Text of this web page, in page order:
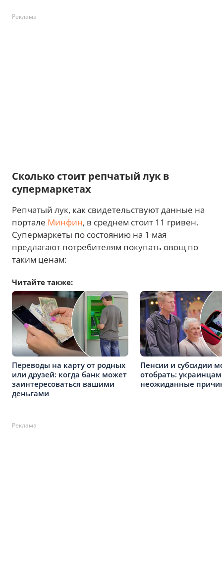
Реклама
Сколько стоит репчатый лук в
супермаркетах
Репчатый лук, как свидетельствуют данные на
портале Минфин, в среднем стоит 11 гривен.
Супермаркеты по состоянию на 1 мая
предлагают потребителям покупать овощ по
таким ценам:
Читайте также:
Переводы на карту от родных
или друзей: когда банк может
заинтересоваться вашими
деньгами
Пенсии и субсидии
отобрать:
неожиданные
Реклама